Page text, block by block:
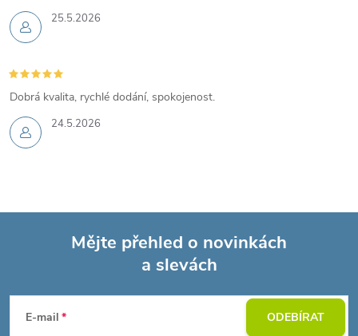
25.5.2026
24.5.2026
Dobrá kvalita, rychlé dodání, spokojenost.
Mějte přehled o novinkách
a slevách
E-mail ODEBÍRAT